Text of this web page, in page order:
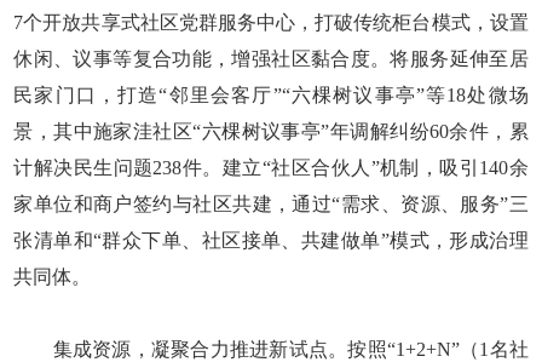
7个开放共享式社区党群服务中心，打破传统柜台模式，设置
休闲、议事等复合功能，增强社区黏合度。将服务延伸至居
民家门口，打造“邻里会客厅”“六棵树议事亭”等18处微场
景，其中施家洼社区“六棵树议事亭”年调解纠纷60余件，累
计解决民生问题238件。建立“社区合伙人”机制，吸引140余
家单位和商户签约与社区共建，通过“需求、资源、服务”三
张清单和“群众下单、社区接单、共建做单”模式，形成治理
共同体。
集成资源，凝聚合力推进新试点。按照“1+2+N”（1名社